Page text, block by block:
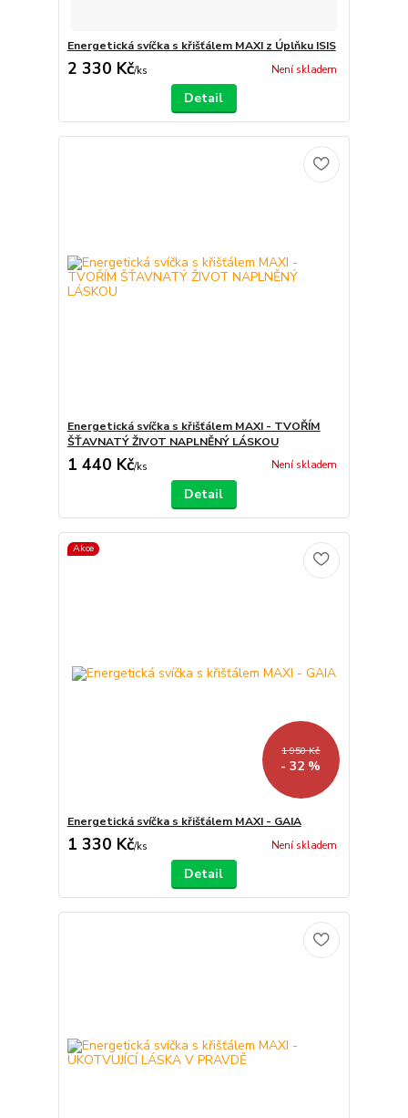
Energetická svíčka s křišťálem MAXI z Úplňku ISIS
2 330 Kč/ks Není skladem
Detail
Energetická svíčka s křišťálem MAXI - TVOŘÍM
ŠŤAVNATÝ ŽIVOT NAPLNĚNÝ LÁSKOU
1 440 Kč/ks Není skladem
Detail
Akce
1 950 Kč
- 32 %
Energetická svíčka s křišťálem MAXI - GAIA
1 330 Kč/ks Není skladem
Detail